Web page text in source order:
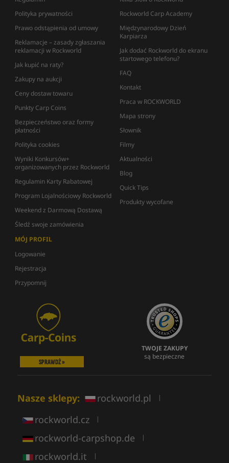
Polityka prywatności
Prawo odstąpienia od umowy
Reklamacje – zasady zgłaszania
reklamacji w Rockworld
Jak kupić na raty?
Zakupy na aukcji
Ceny dostaw towaru
Punkty Carp Coins
Bezpieczeństwo oraz formy
płatności
Polityka cookies
Wyniki Konkursów+
organizowanych przez Rockworld
Regulamin Karty Rabatowej
Program Lojalnościowy Rockworld
Weekend z Darmową Dostawą
Śledź swoje zamówienia
Rockworld Carp Academy
Międzynarodowy Dzień
Karpiarza
Jak dodać Rockworld do ekranu
startowego telefonu?
FAQ
Kontakt
Praca w ROCKWORLD
Mapa strony
Słownik
Filmy
Aktualności
Blog
Quick Tips
Produkty wycofane
MÓJ PROFIL
Logowanie
Rejestracja
Przypomnij
SPRAWDŹ »
TWOJE ZAKUPY
są bezpieczne
Nasze sklepy: rockworld.pl |
rockworld.cz |
rockworld-carpshop.de |
rockworld.it |